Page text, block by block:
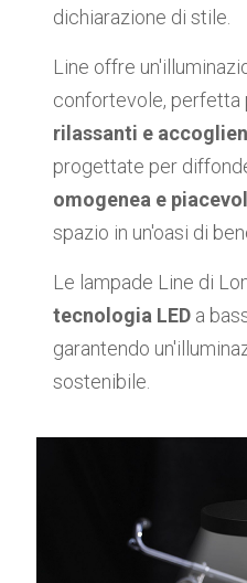
dichiarazione di stile.
Line offre
confortevole, perfetta
rilassanti e
progettate per
omogenea e
spazio in un'oasi di
Le lampade Line di
tecnologia LED a
garantendo
sostenibile.